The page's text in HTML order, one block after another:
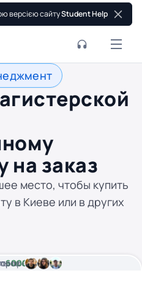
версією сайтуStudent Help
на заказ
место, чтобы купить
в Киеве или в других
времени
6000 грн